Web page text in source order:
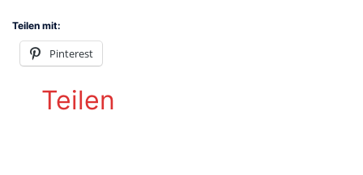
Teilen mit:
Pinterest
Teilen